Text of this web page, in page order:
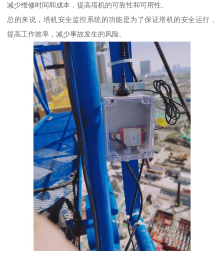
减少维修时间和成本，提高塔机的可靠性和可用性。
总的来说，塔机安全监控系统的功能是为了保证塔机的安全运行，
提高工作效率，减少事故发生的风险。